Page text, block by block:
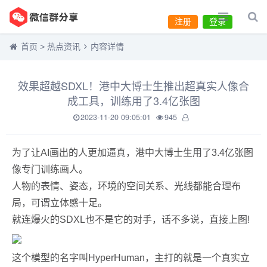
登录
注册
首页 > 热点资讯 内容详情
效果超越SDXL！港中大博士生推出超真实人像合
成工具，训练用了3.4亿张图
2023-11-20 09:05:01 945
为了让AI画出的人更加逼真，港中大博士生用了3.4亿张图
像专门训练画人。
人物的表情、姿态，环境的空间关系、光线都能合理布
局，可谓立体感十足。
就连爆火的SDXL也不是它的对手，话不多说，直接上图!
这个模型的名字叫HyperHuman，主打的就是一个真实立